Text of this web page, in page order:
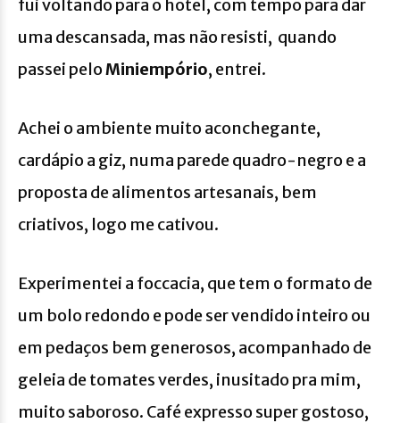
fui voltando para o hotel, com tempo para dar
uma descansada, mas não resisti, quando
passei peloMiniempório, entrei.
Achei o ambiente muito aconchegante,
cardápio a giz, numa parede quadro-negro e a
proposta de alimentos artesanais, bem
criativos, logo me cativou.
Experimentei a foccacia, que tem o formato de
um bolo redondo e pode ser vendido inteiro ou
em pedaços bem generosos, acompanhado de
geleia de tomates verdes, inusitado pra mim,
muito saboroso. Café expresso super gostoso,